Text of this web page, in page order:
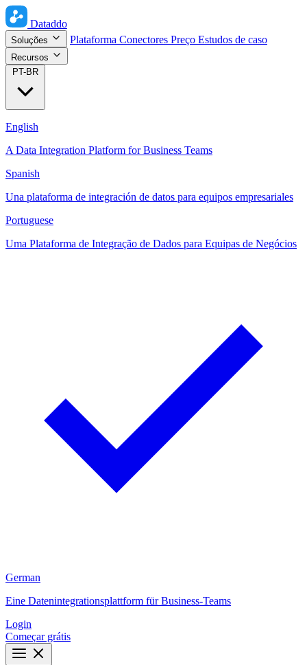
Dataddo
Soluções Plataforma Conectores Preço Estudos de caso
Recursos
PT-BR
English
A Data Integration Platform for Business Teams
Spanish
Una plataforma de integración de datos para equipos empresariales
Portuguese
Uma Plataforma de Integração de Dados para Equipas de Negócios
German
Eine Datenintegrationsplattform für Business-Teams
Login
Começar grátis